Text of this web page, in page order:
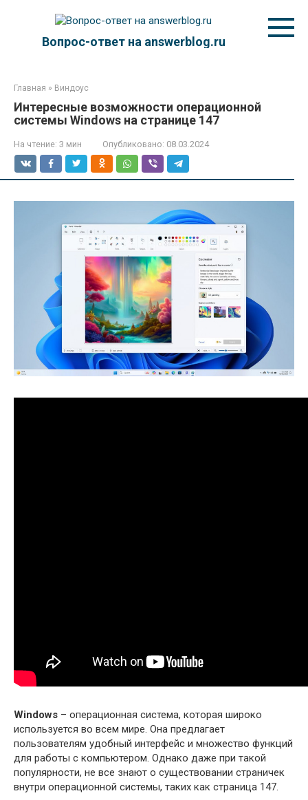
Вопрос-ответ на answerblog.ru
Главная » Виндоус
Интересные возможности операционной
системы Windows на странице 147
На чтение: 3 мин Опубликовано: 08.03.2024
Windows – операционная система, которая широко
используется во всем мире. Она предлагает
пользователям удобный интерфейс и множество функций
для работы с компьютером. Однако даже при такой
популярности, не все знают о существовании страничек
внутри операционной системы, таких как страница 147.